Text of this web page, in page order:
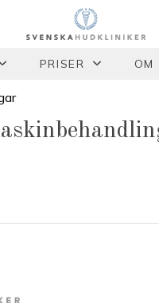
PRISER OM